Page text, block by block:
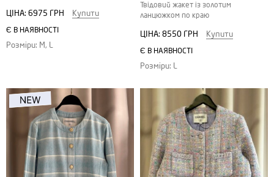
ЦІНА: 6975 ГРН Купити
Є В НАЯВНОСТІ
Розміри: M, L
Твідовий жакет із золотим
ланцюжком по краю
ЦІНА: 8550 ГРН Купити
Є В НАЯВНОСТІ
Розміри: L